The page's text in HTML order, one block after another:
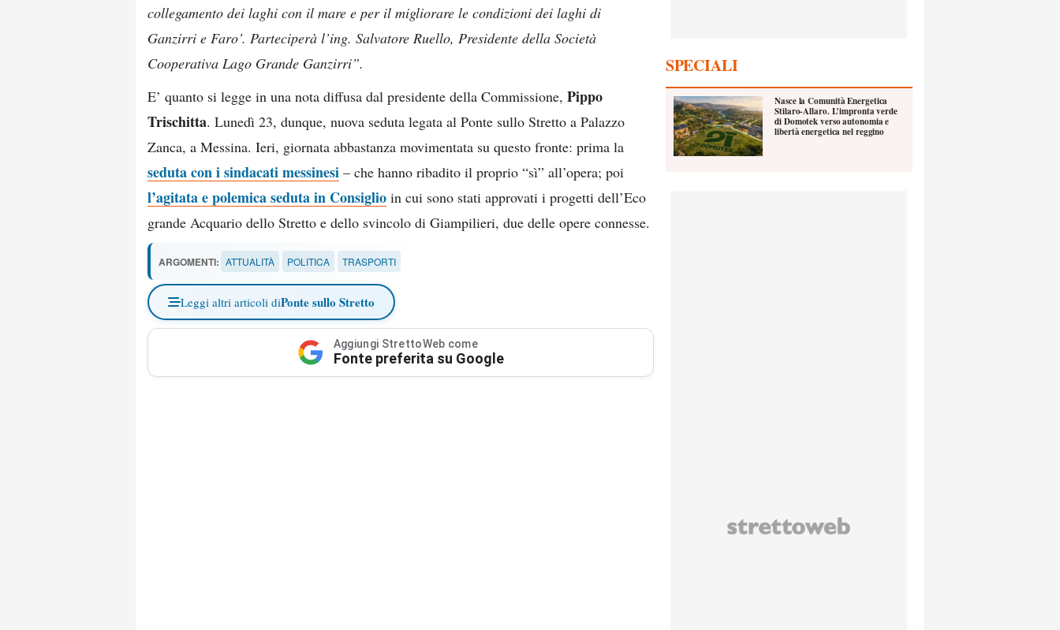
collegamento dei laghi con il mare e per il migliorare le condizioni dei laghi di
Ganzirri e Faro’. Parteciperà l’ing. Salvatore Ruello, Presidente della Società
Cooperativa Lago Grande Ganzirri”.
E’ quanto si legge in una nota diffusa dal presidente della Commissione, Pippo
Trischitta. Lunedì 23, dunque, nuova seduta legata al Ponte sullo Stretto a Palazzo
Zanca, a Messina. Ieri, giornata abbastanza movimentata su questo fronte: prima la
seduta con i sindacati messinesi – che hanno ribadito il proprio “sì” all’opera; poi
l’agitata e polemica seduta in Consiglio in cui sono stati approvati i progetti dell’Eco
grande Acquario dello Stretto e dello svincolo di Giampilieri, due delle opere connesse.
ARGOMENTI: ATTUALITÀ POLITICA TRASPORTI
Leggi altri articoli diPonte sullo Stretto
Aggiungi StrettoWeb come
Fonte preferita su Google
SPECIALI
Nasce la Comunità Energetica
Stilaro-Allaro. L’impronta verde
di Domotek verso autonomia e
libertà energetica nel reggino